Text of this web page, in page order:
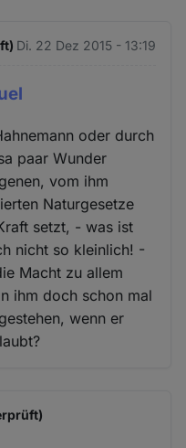
Di. 22 Dez 2015 - 13:19
oder durch
paar Wunder
vom ihm
Naturgesetze
setzt, - was ist
nicht so kleinlich! -
Macht zu allem
ihm doch schon mal
wenn er